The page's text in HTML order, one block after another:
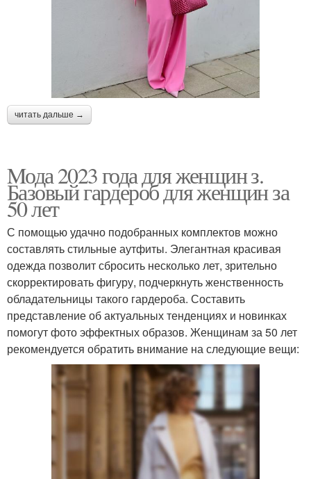
читать дальше →
Mода 2023 года для женщин з.
Базовый гардероб для женщин за
50 лет
С помощью удачно подобранных комплектов можно
составлять стильные аутфиты. Элегантная красивая
одежда позволит сбросить несколько лет, зрительно
скорректировать фигуру, подчеркнуть женственность
обладательницы такого гардероба. Составить
представление об актуальных тенденциях и новинках
помогут фото эффектных образов. Женщинам за 50 лет
рекомендуется обратить внимание на следующие вещи: